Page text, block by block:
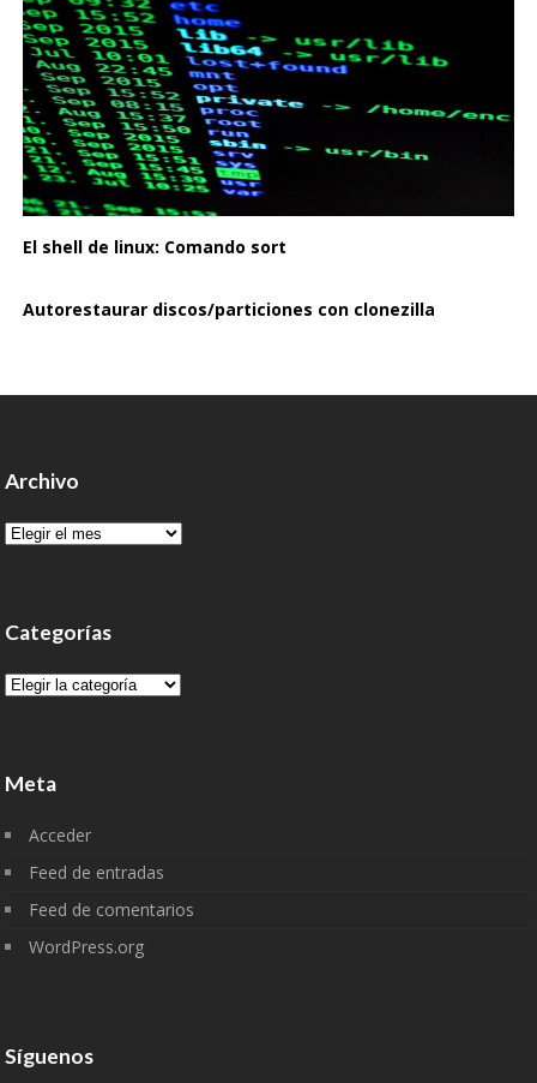
El shell de linux: Comando sort
Autorestaurar discos/particiones con clonezilla
Archivo
Archivo
Categorías
Categorías
Meta
Acceder
Feed de entradas
Feed de comentarios
WordPress.org
Síguenos